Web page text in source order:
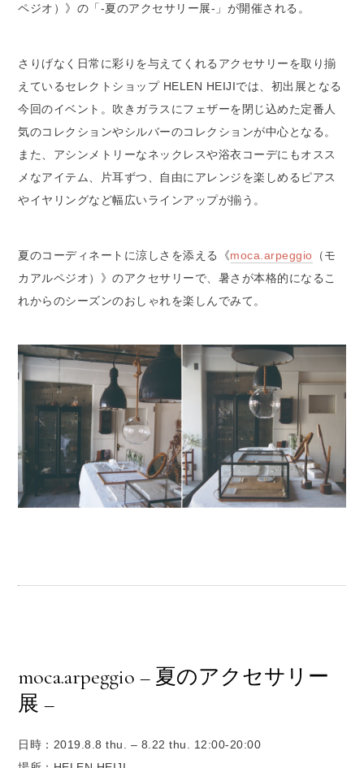
ペジオ）》の「-夏のアクセサリー展-」が開催される。
さりげなく日常に彩りを与えてくれるアクセサリーを取り揃
えているセレクトショップ HELEN HEIJIでは、初出展となる
今回のイベント。吹きガラスにフェザーを閉じ込めた定番人
気のコレクションやシルバーのコレクションが中心となる。
また、アシンメトリーなネックレスや浴衣コーデにもオスス
メなアイテム、片耳ずつ、自由にアレンジを楽しめるピアス
やイヤリングなど幅広いラインアップが揃う。
夏のコーディネートに涼しさを添える《moca.arpeggio （モ
カアルペジオ）》のアクセサリーで、暑さが本格的になるこ
れからのシーズンのおしゃれを楽しんでみて。
moca.arpeggio – 夏のアクセサリー
展 –
日時：2019.8.8 thu. – 8.22 thu. 12:00-20:00